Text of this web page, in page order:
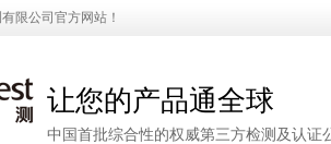
限公司官方网站！
让您的产品通全球
中国首批综合性的权威第三方检测及认证